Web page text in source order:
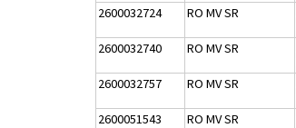
2600032724
RO MV SR
2600032740
RO MV SR
2600032757
RO MV SR
2600051543
RO MV SR